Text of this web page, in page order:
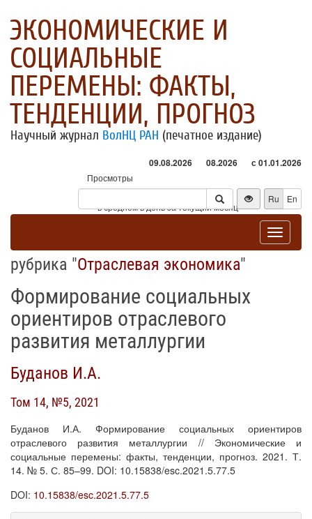
ЭКОНОМИЧЕСКИЕ И
СОЦИАЛЬНЫЕ
ПЕРЕМЕНЫ: ФАКТЫ,
ТЕНДЕНЦИИ, ПРОГНОЗ
Научный журнал ВолНЦ РАН (печатное издание)
09.08.2026 08.2026 с 01.01.2026
Просмотры
Посетители
* - в среднем в день за текущий месяц
Ru En
Toggle
рубрика "Отраслевая экономика"
Формирование социальных
ориентиров отраслевого
развития металлургии
Буданов И.А.
Том 14, №5, 2021
Буданов И.А. Формирование социальных ориентиров
отраслевого развития металлургии // Экономические и
социальные перемены: факты, тенденции, прогноз. 2021. Т.
14. № 5. С. 85–99. DOI: 10.15838/esc.2021.5.77.5
DOI: 10.15838/esc.2021.5.77.5